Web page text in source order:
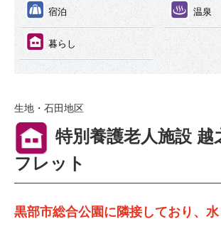
⑨ 宿泊 ⑩ 温泉
⑪ 暮らし
生地・石田地区
⑪ 特別養護老人施設 越
フレット
黒部市総合公園に隣接しており、